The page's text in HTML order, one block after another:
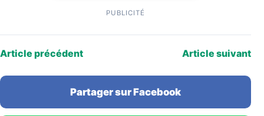
PUBLICITÉ
Article précédent Article suivant
Partager sur Facebook